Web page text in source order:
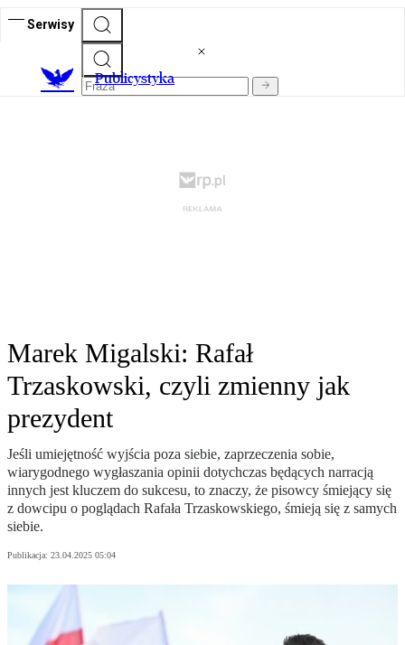
Serwisy
Publicystyka
Marek Migalski: Rafał
Trzaskowski, czyli zmienny jak
prezydent
Jeśli umiejętność wyjścia poza siebie, zaprzeczenia sobie,
wiarygodnego wygłaszania opinii dotychczas będących narracją
innych jest kluczem do sukcesu, to znaczy, że pisowcy śmiejący się
z dowcipu o poglądach Rafała Trzaskowskiego, śmieją się z samych
siebie.
Publikacja: 23.04.2025 05:04